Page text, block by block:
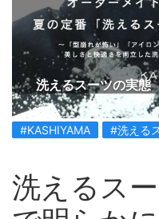
洗えるスーツの実態
#KASHIYAMA #洗える
洗えるス